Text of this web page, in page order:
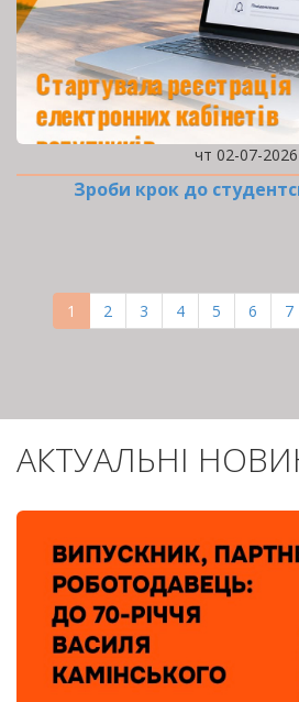
чт 02-07-2026
Зроби крок до
СТОРІНКИПоточна
сторінка
1 Page
2 Page
3 Page
4 Page
5 Page
6 7
АКТУАЛЬНІ